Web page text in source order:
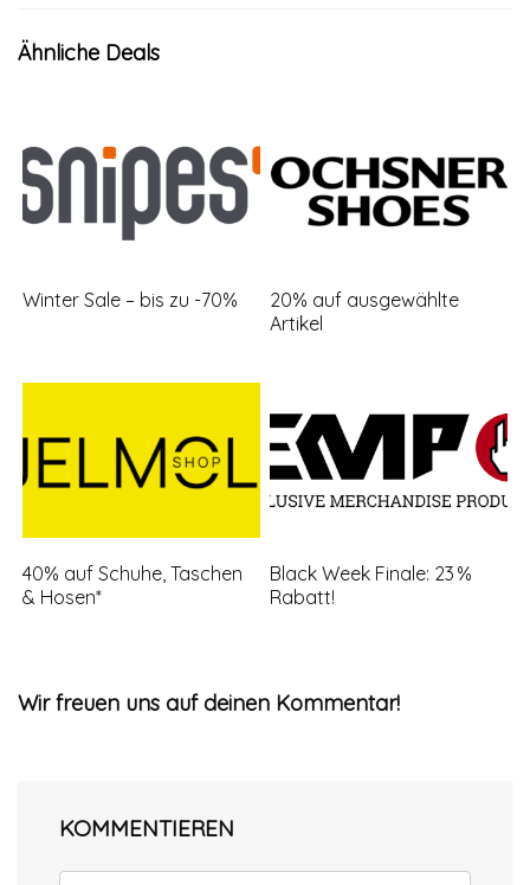
Ähnliche Deals
Winter Sale – bis zu -70%
20% auf ausgewählte
Artikel
40% auf Schuhe, Taschen
& Hosen*
Black Week Finale: 23 %
Rabatt!
Wir freuen uns auf deinen Kommentar!
KOMMENTIEREN